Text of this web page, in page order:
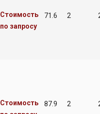
Стоимость
по запросу
71.6 2
Стоимость
87.9 2